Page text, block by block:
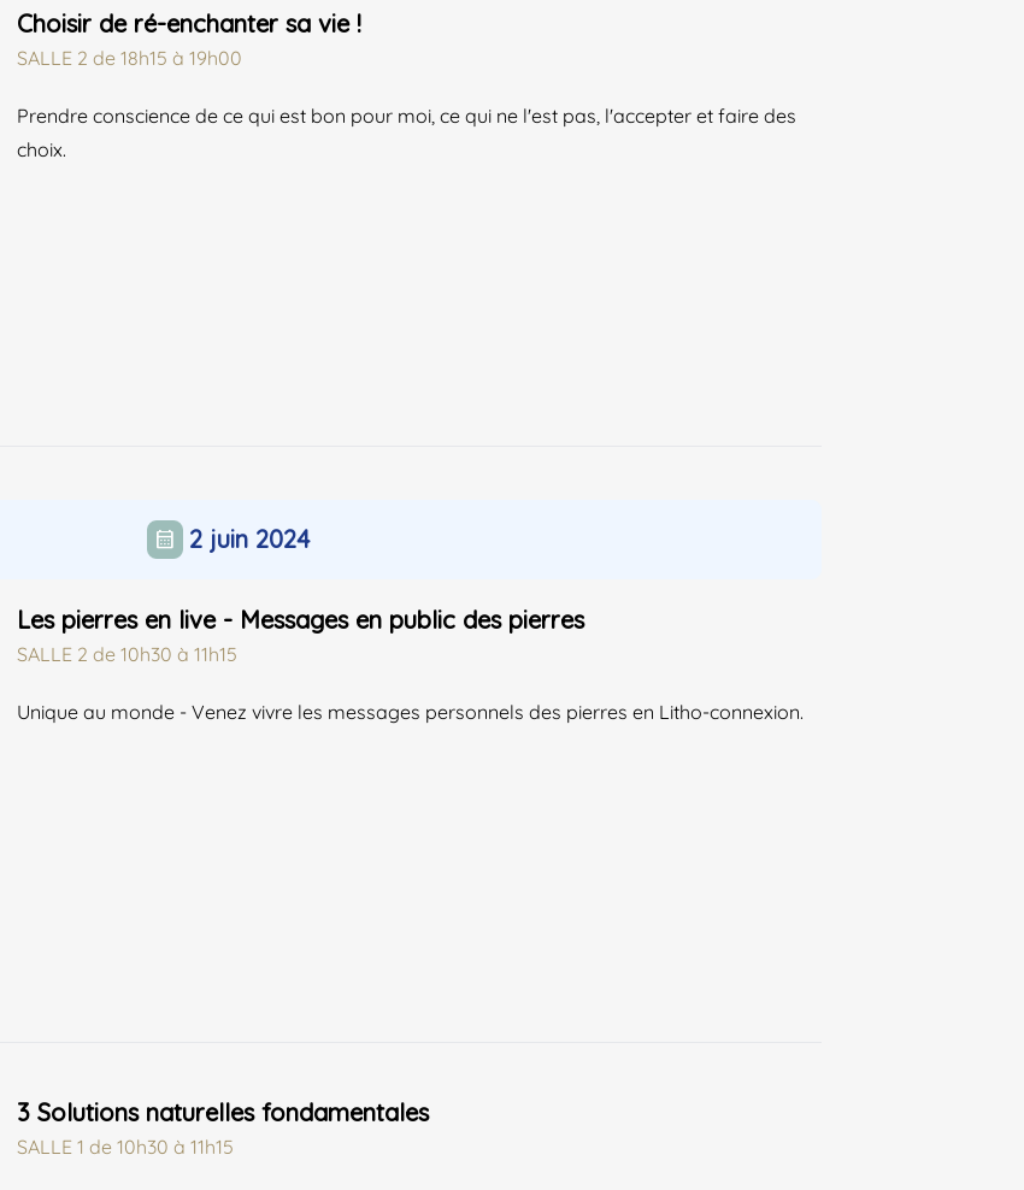
Choisir de ré-enchanter sa vie !
SALLE 2de18h15 à 19h00
Prendre conscience de ce qui est bon pour moi, ce qui ne l'est pas, l'accepter et faire des
choix.
calendar_month 2 juin 2024
Les pierres en live - Messages en public des pierres
SALLE 2de10h30 à 11h15
Unique au monde - Venez vivre les messages personnels des pierres en Litho-connexion.
3 Solutions naturelles fondamentales
SALLE 1de10h30 à 11h15